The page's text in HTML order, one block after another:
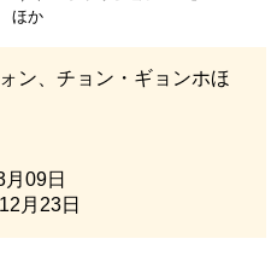
ほか
、チョン・ギョンホほ
09日
月23日